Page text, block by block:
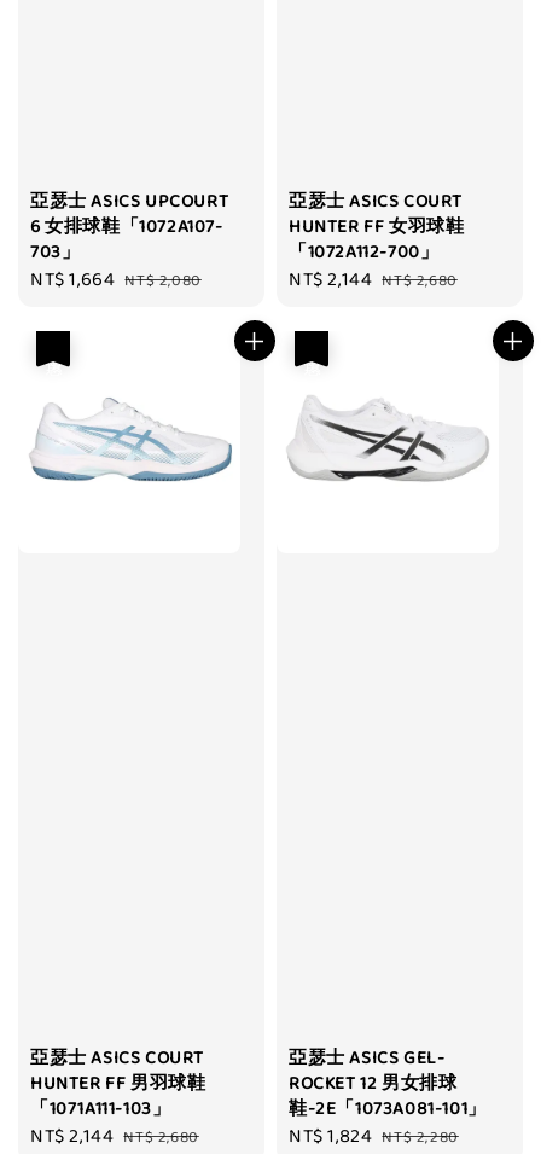
亞瑟士 ASICS UPCOURT
6 女排球鞋「1072A107-
703」
Sale
NT$ 1,664 Regular
NT$ 2,080
亞瑟士 ASICS COURT
HUNTER FF 女羽球鞋
「1072A112-700」
Sale
NT$ 2,144 Regular
NT$ 2,680
亞瑟士 ASICS COURT
HUNTER FF 男羽球鞋
「1071A111-103」
Sale
NT$ 2,144 Regular
NT$ 2,680
亞瑟士 ASICS GEL-
ROCKET 12 男女排球
鞋-2E「1073A081-101」
Sale
NT$ 1,824 Regular
NT$ 2,280